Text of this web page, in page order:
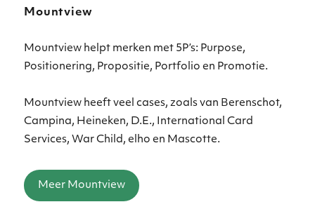
Mountview
Mountview helpt merken met 5P’s: Purpose,
Positionering, Propositie, Portfolio en Promotie.
Mountview heeft veel cases, zoals van Berenschot,
Campina, Heineken, D.E., International Card
Services, War Child, elho en Mascotte.
Meer Mountview